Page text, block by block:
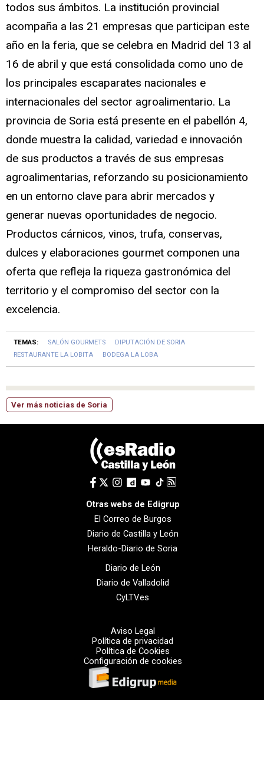
todos sus ámbitos. La institución provincial
acompaña a las 21 empresas que participan este
año en la feria, que se celebra en Madrid del 13 al
16 de abril y que está consolidada como uno de
los principales escaparates nacionales e
internacionales del sector agroalimentario. La
provincia de Soria está presente en el pabellón 4,
donde muestra la calidad, variedad e innovación
de sus productos a través de sus empresas
agroalimentarias, reforzando su posicionamiento
en un entorno clave para abrir mercados y
generar nuevas oportunidades de negocio.
Productos cárnicos, vinos, trufa, conservas,
dulces y elaboraciones gourmet componen una
oferta que refleja la riqueza gastronómica del
territorio y el compromiso del sector con la
excelencia.
TEMAS: SALÓN GOURMETS
DIPUTACIÓN DE SORIA
RESTAURANTE LA LOBITA
BODEGA LA LOBA
Ver más noticias de Soria
Otras webs de Edigrup
El Correo de Burgos
Diario de Castilla y León
Heraldo-Diario de Soria
Diario de León
Diario de Valladolid
CyLTV.es
Aviso Legal
Política de privacidad
Política de Cookies
Configuración de cookies